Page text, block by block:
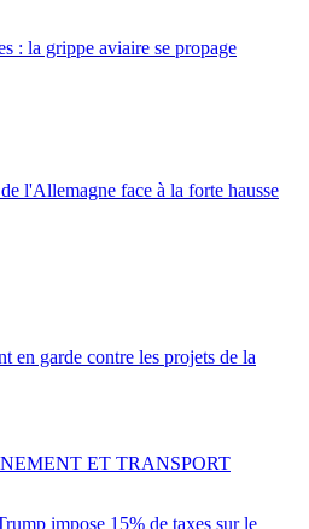
: la grippe aviaire se propage
l'Allemagne face à la forte hausse
en garde contre les projets de la
impose 15% de taxes sur le
ET TRANSPORT